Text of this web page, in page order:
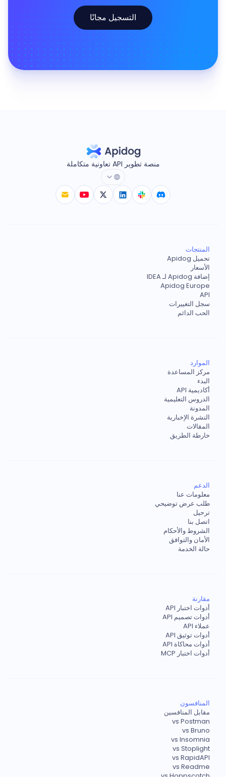
التسجيل مجانًا
منصة تطوير API تعاونية متكاملة
المنتجات
تحميل Apidog
الأسعار
إضافة Apidog لـ IDEA
Apidog Europe
API
سجل التغييرات
الحب الدائم
الموارد
مركز المساعدة
البدء
أكاديمية API
الدروس التعليمية
المدونة
النشرة الإخبارية
المقالات
خارطة الطريق
الدعم
معلومات عنا
طلب عرض توضيحي
ترحيل
اتصل بنا
الشروط والأحكام
الأمان والتوافق
حالة الخدمة
مقارنة
أدوات اختبار API
أدوات تصميم API
عملاء API
أدوات توثيق API
أدوات محاكاة API
أدوات اختبار MCP
المنافسون
مقابل المنافسين
vs Postman
vs Bruno
vs Insomnia
vs Stoplight
vs RapidAPI
vs Readme